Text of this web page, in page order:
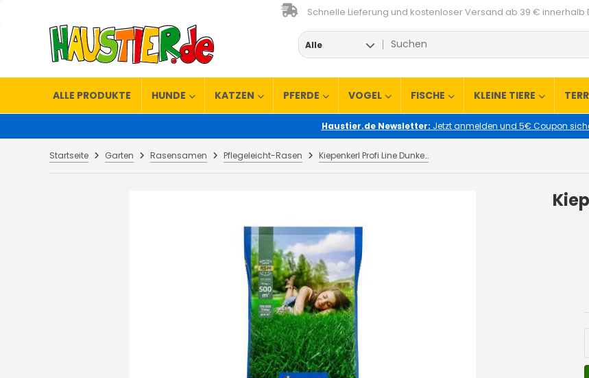
Schnelle Lieferung und kostenloser Versand ab 39 € innerhalb
Alle
ALLE PRODUKTE HUNDE KATZEN PFERDE VOGEL FISCHE KLEINE TIERE
Haustier.de Newsletter: Jetzt anmelden und 5€ Coupon
Startseite Garten Rasensamen Pflegeleicht-Rasen Kiepenkerl Profi Line Dunkelgrüner Rasen 10 kg